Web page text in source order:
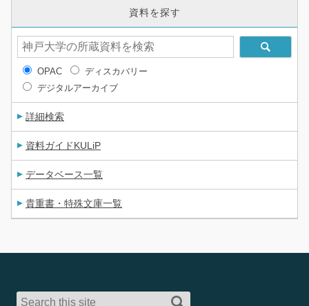
資料を探す
OPAC
ディスカバリー
デジタルアーカイブ
詳細検索
資料ガイドKULiP
データベース一覧
貴重書・特殊文庫一覧